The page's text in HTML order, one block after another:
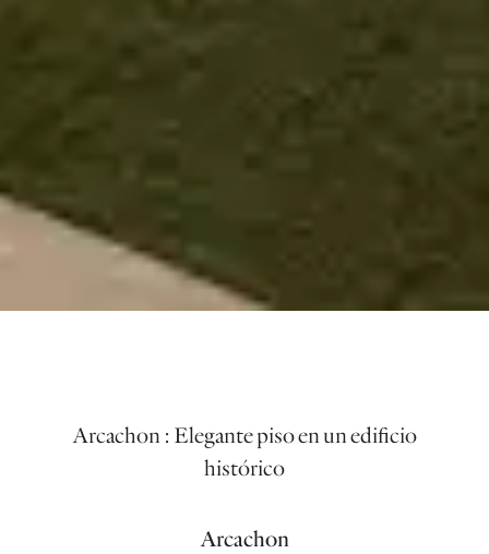
Arcachon : Elegante piso en un edificio
histórico
Arcachon